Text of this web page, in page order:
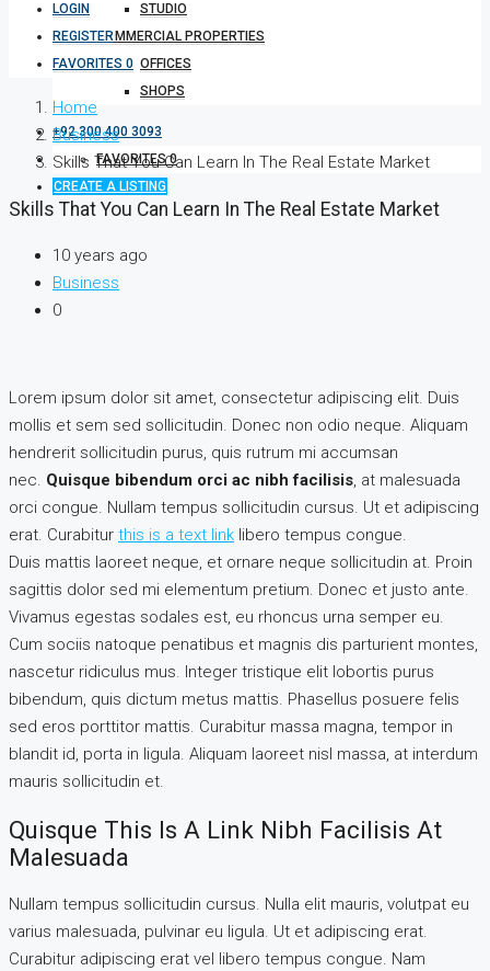
STUDIO
COMMERCIAL PROPERTIES
OFFICES
SHOPS
+92 300 400 3093
FAVORITES0
CREATE A LISTING
LOGIN
REGISTER
FAVORITES 0
Home
Business
Skills That You Can Learn In The Real Estate Market
Skills That You Can Learn In The Real Estate Market
10 years ago
Business
0
Lorem ipsum dolor sit amet, consectetur adipiscing elit. Duis
mollis et sem sed sollicitudin. Donec non odio neque. Aliquam
hendrerit sollicitudin purus, quis rutrum mi accumsan
nec. Quisque bibendum orci ac nibh facilisis, at malesuada
orci congue. Nullam tempus sollicitudin cursus. Ut et adipiscing
erat. Curabitur this is a text link libero tempus congue.
Duis mattis laoreet neque, et ornare neque sollicitudin at. Proin
sagittis dolor sed mi elementum pretium. Donec et justo ante.
Vivamus egestas sodales est, eu rhoncus urna semper eu.
Cum sociis natoque penatibus et magnis dis parturient montes,
nascetur ridiculus mus. Integer tristique elit lobortis purus
bibendum, quis dictum metus mattis. Phasellus posuere felis
sed eros porttitor mattis. Curabitur massa magna, tempor in
blandit id, porta in ligula. Aliquam laoreet nisl massa, at interdum
mauris sollicitudin et.
Quisque This Is A Link Nibh Facilisis At
Malesuada
Nullam tempus sollicitudin cursus. Nulla elit mauris, volutpat eu
varius malesuada, pulvinar eu ligula. Ut et adipiscing erat.
Curabitur adipiscing erat vel libero tempus congue. Nam